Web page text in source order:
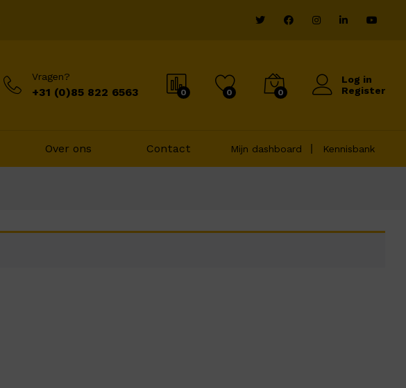
Vragen?
+31 (0)85 822 6563 0 0 0
Log in
Register
Over ons Contact Mijn dashboard Kennisbank